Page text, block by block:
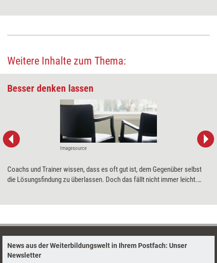
Weitere Inhalte zum Thema:
Besser denken lassen
Imagesource
Coachs und Trainer wissen, dass es oft gut ist, dem Gegenüber selbst
die Lösungsfindung zu überlassen. Doch das fällt nicht immer leicht.
News aus der Weiterbildungswelt in Ihrem Postfach: Unser
Newsletter